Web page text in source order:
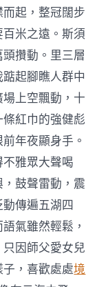
起，整冠闊步
米之遠。斯須
攢動。里三層
踮起腳瞧人群中
上空飄動，十
紅巾的強健彪
年夜顯身手。
雅眾大聲喝
鼓聲雷動，震
動傳遍五湖四
氣雖然輕鬆，
因師父愛女兒
，喜歡處處境